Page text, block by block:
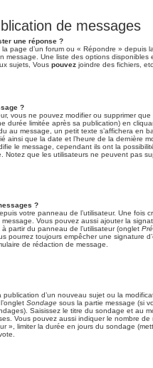
de messages
une réponse ?
page d’un forum ou « Répondre » depuis
message. Une liste des options
sujets, Vous pouvez joindre des fichiers,
?
vous ne pouvez modifier ou supprimer
durée limitée après sa publication) en
au message, un petit texte s’affichera en
ainsi que la date et l’heure de la dernière
le message, cependant ils ont la
Notez que les utilisateurs ne peuvent pas
?
votre panneau de l’utilisateur. Une fois
Vous pouvez aussi ajouter la
partir du panneau de l’utilisateur (onglet
pourrez toujours empêcher une signature
de rédaction de message.
d’un nouveau sujet ou la
Sondage sous la partie message (si
Saisissez le titre du sondage et au
Vous pouvez aussi indiquer le nombre de
», limiter la durée en jours du sondage